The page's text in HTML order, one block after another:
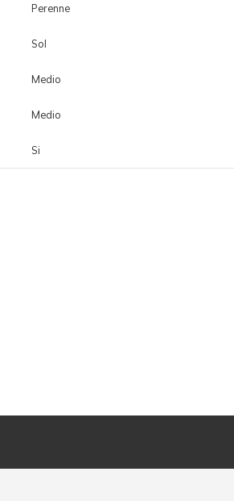
Perenne
Sol
Medio
Medio
Si